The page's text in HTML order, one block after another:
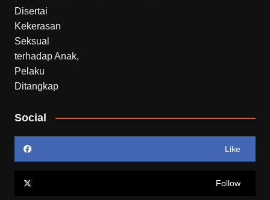
Social
Like
Follow